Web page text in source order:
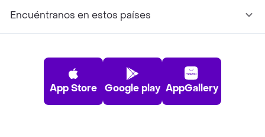
Encuéntranos en estos países
App Store Google play AppGallery